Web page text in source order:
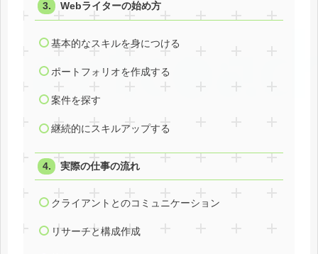
Webライターの始め方
基本的なスキルを身につける
ポートフォリオを作成する
案件を探す
継続的にスキルアップする
実際の仕事の流れ
クライアントとのコミュニケーション
リサーチと構成作成